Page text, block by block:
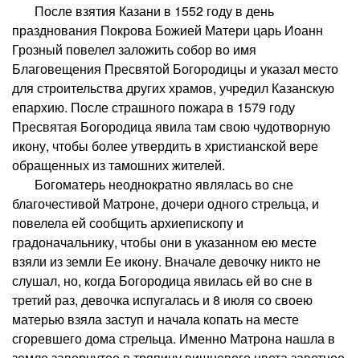
После взятия Казани в 1552 году в день
празднования Покрова Божией Матери царь Иоанн
Грозный повелел заложить собор во имя
Благовещения Пресвятой Богородицы и указал место
для строительства других храмов, учредил Казанскую
епархию. После страшного пожара в 1579 году
Пресвятая Богородица явила там свою чудотворную
икону, чтобы более утвердить в христианской вере
обращенных из тамошних жителей.
Богоматерь неоднократно являлась во сне
благочестивой Матроне, дочери одного стрельца, и
повелела ей сообщить архиепископу и
градоначальнику, чтобы они в указанном ею месте
взяли из земли Ее икону. Вначале девочку никто не
слушал, но, когда Богородица явилась ей во сне в
третий раз, девочка испугалась и 8 июля со своею
матерью взяла заступ и начала копать на месте
сгоревшего дома стрельца. Именно Матрона нашла в